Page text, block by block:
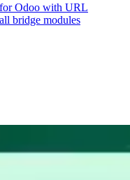
Odoo with URL
bridge modules